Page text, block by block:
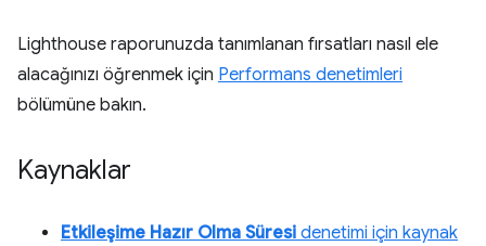
Lighthouse raporunuzda tanımlanan fırsatları nasıl ele
alacağınızı öğrenmek için Performans denetimleri
bölümüne bakın.
Kaynaklar
Etkileşime Hazır Olma Süresi denetimi için kaynak